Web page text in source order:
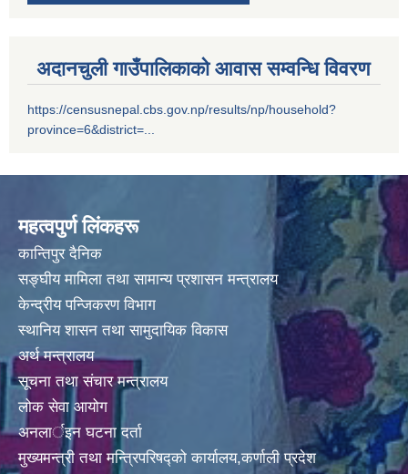
अदानचुली गाउँपालिकाको आवास सम्वन्धि विवरण
https://censusnepal.cbs.gov.np/results/np/household?
province=6&district=...
महत्वपुर्ण लिंकहरू
कान्तिपुर दैनिक
सङ्घीय मामिला तथा सामान्य प्रशासन मन्त्रालय
केन्द्रीय पन्जिकरण विभाग
स्थानिय शासन तथा सामुदायिक विकास
अर्थ मन्त्रालय
सूचना तथा संचार मन्त्रालय
लोक सेवा आयोग
अनलार्इन घटना दर्ता
मुख्यमन्त्री तथा मन्त्रिपरिषद्को कार्यालय,कर्णाली प्रदेश